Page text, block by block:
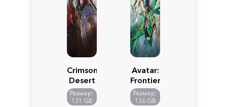
Crimson
Desert
Размер:
131 GB
Avatar:
Frontiers
of
Pandora
Размер:
136 GB